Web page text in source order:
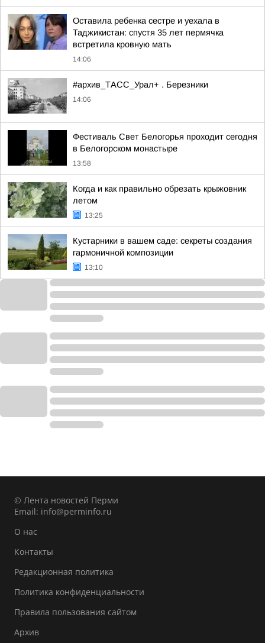
Оставила ребенка сестре и уехала в
Таджикистан: спустя 35 лет пермячка
встретила кровную мать
14:06
#архив_ТАСС_Урал+ . Березники
14:06
Фестиваль Свет Белогорья проходит сегодня
в Белогорском монастыре
13:58
Когда и как правильно обрезать крыжовник
летом
13:25
Кустарники в вашем саде: секреты создания
гармоничной композиции
13:10
© Лента новостей Перми
Email: info@perminfo.ru
О нас
Контакты
Редакционная политика
Политика конфиденциальности
Правила пользования сайтом
Архив